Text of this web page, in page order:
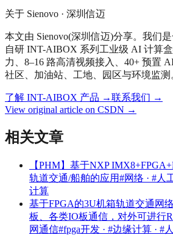
关于 Sienovo · 深圳信迈
本文由 Sienovo(深圳信迈)分享。我们
自研 INT-AIBOX 系列工业级 AI 计算
力、8–16 路高清视频接入、40+ 预置
社区、加油站、工地、园区与环境监测
了解 INT-AIBOX 产品 →联系我们 →
View original article on CSDN →
相关文章
【PHM】基于NXP
轨道交通/船舶的应用#网络 · #人
计算
基于FPGA的3U机箱轨道交通网
板、各类IO板通信，对外可进行
网通信#fpga开发 · #边缘计算 · #